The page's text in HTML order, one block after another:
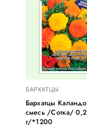
БАРХАТЦЫ
Бархатцы Каландо
смесь /Сотка/ 0,2
г/*1200